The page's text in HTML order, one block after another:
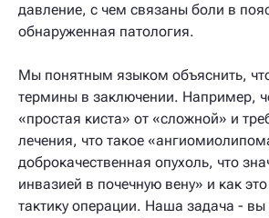
давление, с чем связаны боли в
обнаруженная патология.
Мы понятным языком объяснить,
термины в заключении. Например,
«простая киста» от «сложной» и
лечения, что такое
доброкачественная опухоль, что
инвазией в почечную вену» и как
тактику операции. Наша задача -